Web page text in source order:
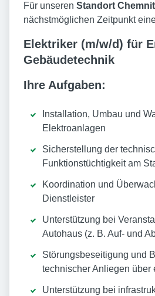
Für unseren Standort
nächstmöglichen Zeitpunkt
Elektriker (m/w/d) für
Gebäudetechnik
Ihre Aufgaben:
Installation, Umbau und
Elektroanlagen
Sicherstellung der
Funktionstüchtigkeit am
Koordination und
Dienstleister
Unterstützung bei
Autohaus (z. B. Auf- und
Störungsbeseitigung und
technischer Anliegen über
Unterstützung bei